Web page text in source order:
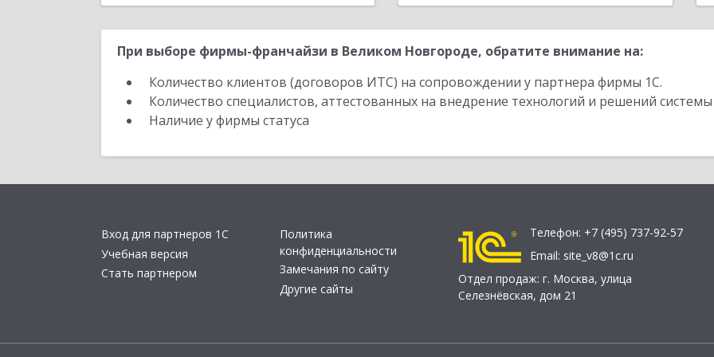
При выборе фирмы-франчайзи в Великом Новгороде, обратите внимание на:
Количество клиентов (договоров ИТС) на сопровождении у партнера фирмы 1С.
Количество специалистов, аттестованных на внедрение технологий и решений
Наличие у фирмы статуса
Вход для партнеров 1С
Учебная версия
Стать партнером
Политика
конфиденциальности
Замечания по сайту
Другие сайты
Телефон: +7 (495) 737-92-57
Email: site_v8@1c.ru
Отдел продаж: г. Москва, улица
Селезнёвская, дом 21